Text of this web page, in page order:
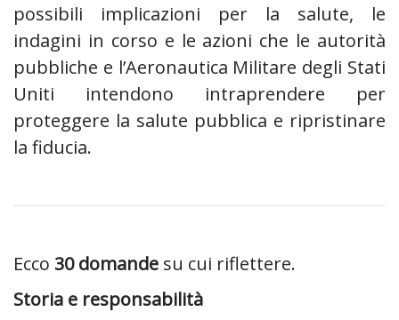
possibili implicazioni per la salute, le
indagini in corso e le azioni che le autorità
pubbliche e l’Aeronautica Militare degli Stati
Uniti intendono intraprendere per
proteggere la salute pubblica e ripristinare
la fiducia.
Ecco 30 domande su cui riflettere.
Storia e responsabilità